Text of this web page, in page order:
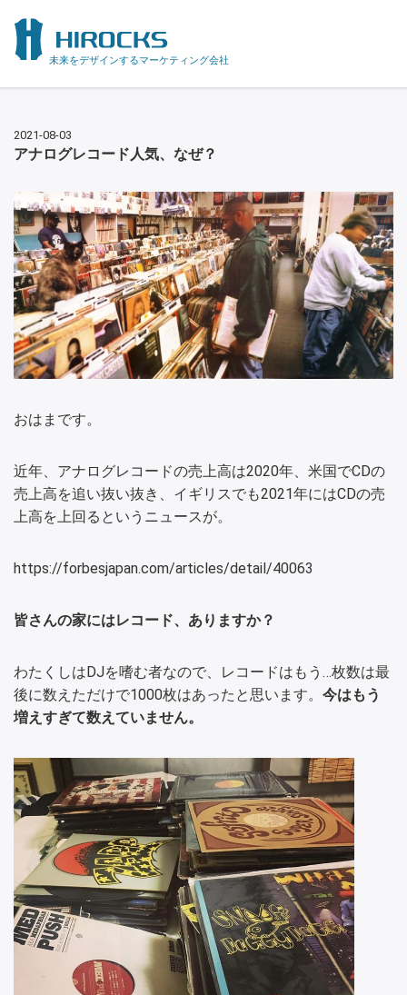
未来をデザインするマーケティング会社
2021-08-03
アナログレコード人気、なぜ？
おはまです。
近年、アナログレコードの売上高は2020年、米国でCDの
売上高を追い抜い抜き、イギリスでも2021年にはCDの売
上高を上回るというニュースが。
https://forbesjapan.com/articles/detail/40063
皆さんの家にはレコード、ありますか？
わたくしはDJを嗜む者なので、レコードはもう…枚数は最
後に数えただけで1000枚はあったと思います。 今はもう
増えすぎて数えていません。